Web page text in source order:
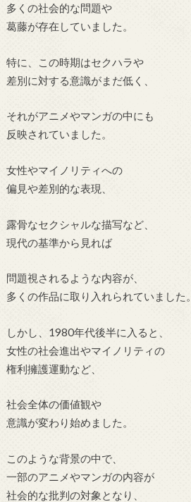
多くの社会的な問題や
葛藤が存在していました。
特に、この時期はセクハラや
差別に対する意識がまだ低く、
それがアニメやマンガの中にも
反映されていました。
女性やマイノリティへの
偏見や差別的な表現、
露骨なセクシャルな描写など、
現代の基準から見れば
問題視されるような内容が、
多くの作品に取り入れられていました。
しかし、1980年代後半に入ると、
女性の社会進出やマイノリティの
権利擁護運動など、
社会全体の価値観や
意識が変わり始めました。
このような背景の中で、
一部のアニメやマンガの内容が
社会的な批判の対象となり、